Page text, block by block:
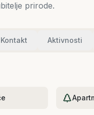
prirode.
Kontakt Aktivnosti